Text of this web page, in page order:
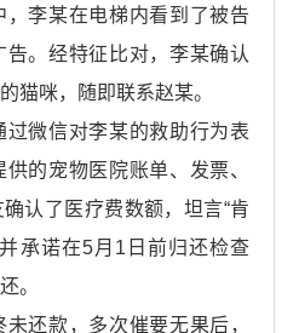
李某在电梯内看到了被告
。经特征比对，李某确认
猫咪，随即联系赵某。
微信对李某的救助行为表
的宠物医院账单、发票、
认了医疗费数额，坦言“肯
承诺在5月1日前归还检查
。
款，多次催要无果后，